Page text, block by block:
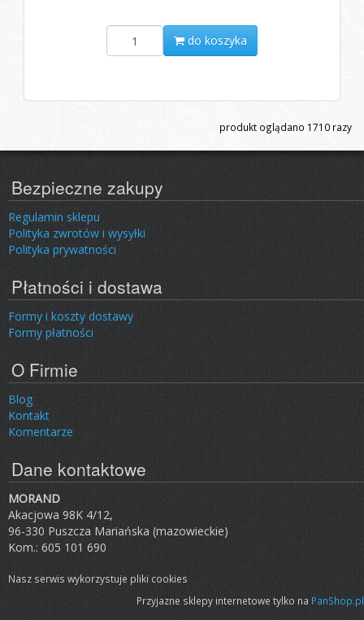
do koszyka
produkt oglądano 1710 razy
Bezpieczne zakupy
Regulamin sklepu
Polityka zwrotów i wysyłki
Polityka prywatności
Płatności i dostawa
Formy i koszty dostawy
Formy płatności
O Firmie
Blog
Kontakt
Komentarze
Dane kontaktowe
MORAND
Akacjowa 98K 4/12,
96-330 Puszcza Mariańska (mazowieckie)
Kom.: 605 101 690
Nasz serwis wykorzystuje pliki cookies
Przyjazne sklepy internetowe tylko na PanShop.pl